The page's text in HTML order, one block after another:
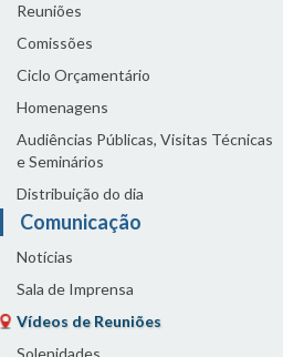
Reuniões
Comissões
Ciclo Orçamentário
Homenagens
Audiências Públicas, Visitas Técnicas
e Seminários
Distribuição do dia
Comunicação
Notícias
Sala de Imprensa
Vídeos de Reuniões
Solenidades